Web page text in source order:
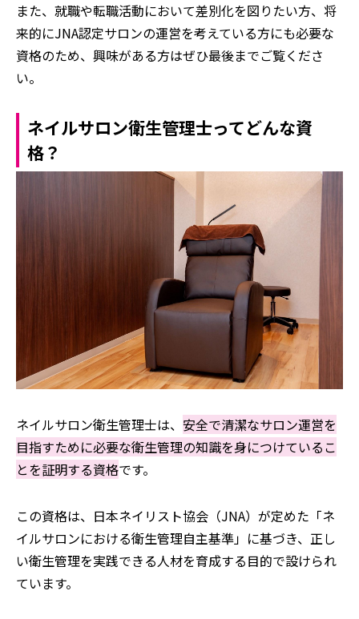
また、就職や転職活動において差別化を図りたい方、将
来的にJNA認定サロンの運営を考えている方にも必要な
資格のため、興味がある方はぜひ最後までご覧くださ
い。
ネイルサロン衛生管理士ってどんな資
格？
ネイルサロン衛生管理士は、 安全で清潔なサロン運営を
目指すために必要な衛生管理の知識を身につけているこ
とを証明する資格です。
この資格は、日本ネイリスト協会（JNA）が定めた「ネ
イルサロンにおける衛生管理自主基準」に基づき、正し
い衛生管理を実践できる人材を育成する目的で設けられ
ています。